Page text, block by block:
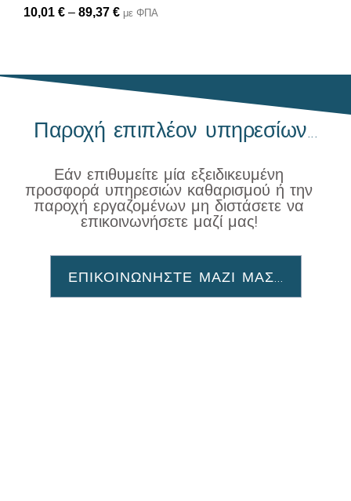
10,01 € – 89,37 € με ΦΠΑ
Παροχή επιπλέον υπηρεσίων...
Εάν επιθυμείτε μία εξειδικευμένη
προσφορά υπηρεσιών καθαρισμού ή την
παροχή εργαζομένων μη διστάσετε να
επικοινωνήσετε μαζί μας!
ΕΠΙΚΟΙΝΩΝΗΣΤΕ ΜΑΖΙ ΜΑΣ...